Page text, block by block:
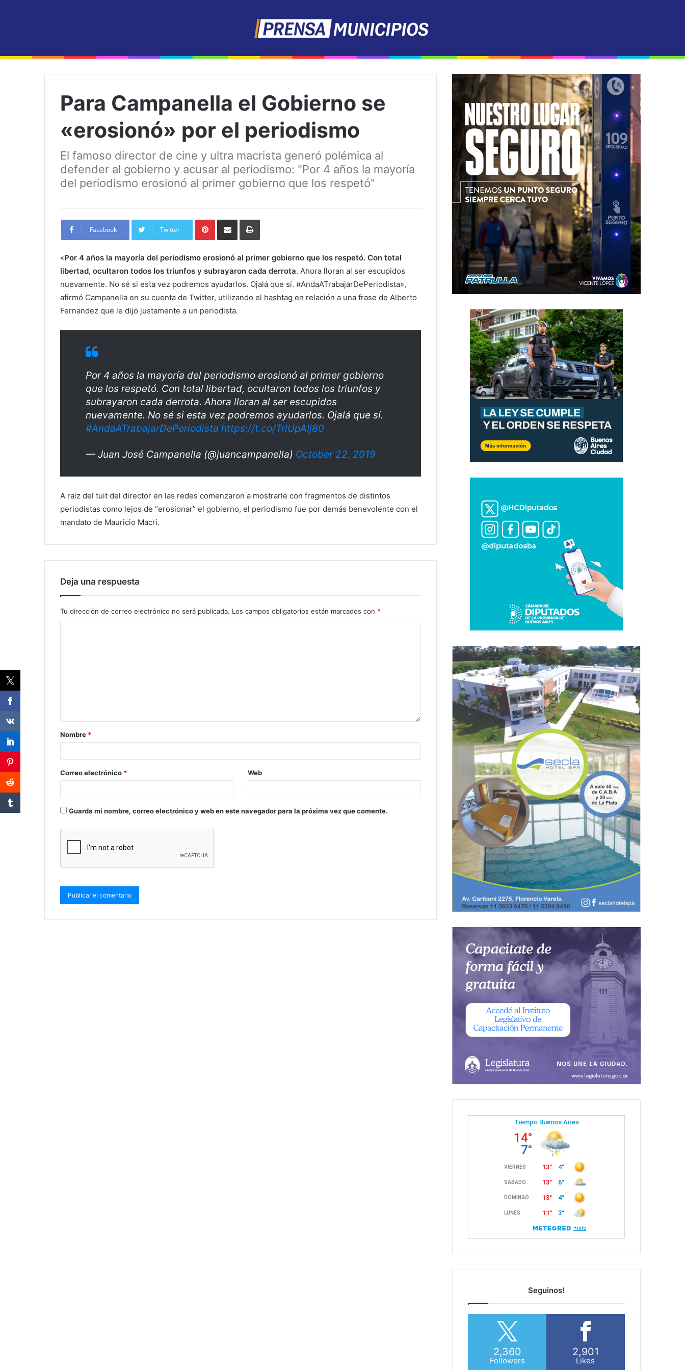
Para Campanella el Gobierno se
«erosionó» por el periodismo
El famoso director de cine y ultra macrista generó polémica al
defender al gobierno y acusar al periodismo: "Por 4 años la mayoría
del periodismo erosionó al primer gobierno que los respetó"
Facebook Twitter
PinterestShare
Email
Print
«Por 4 años la mayoría del periodismo erosionó al primer gobierno que los respetó. Con total
libertad, ocultaron todos los triunfos y subrayaron cada derrota. Ahora lloran al ser escupidos
nuevamente. No sé si esta vez podremos ayudarlos. Ojalá que sí. #AndaATrabajarDePeriodista»,
afirmó Campanella en su cuenta de Twitter, utilizando el hashtag en relación a una frase de Alberto
Fernandez que le dijo justamente a un periodista.
Por 4 años la mayoría del periodismo erosionó al primer gobierno
que los respetó. Con total libertad, ocultaron todos los triunfos y
subrayaron cada derrota. Ahora lloran al ser escupidos
nuevamente. No sé si esta vez podremos ayudarlos. Ojalá que sí.
#AndaATrabajarDePeriodista https://t.co/TrlUpAIj80
— Juan José Campanella (@juancampanella) October 22, 2019
A raiz del tuit del director en las redes comenzaron a mostrarle con fragmentos de distintos
periodistas como lejos de “erosionar” el gobierno, el periodismo fue por demás benevolente con el
mandato de Mauricio Macri.
Deja una respuesta
Tu dirección de correo electrónico no será publicada. Los campos obligatorios están marcados con *
Nombre *
Correo electrónico * Web
Guarda mi nombre, correo electrónico y web en este navegador para la próxima vez que comente.
Seguinos!
2,360
Followers
2,901
Likes